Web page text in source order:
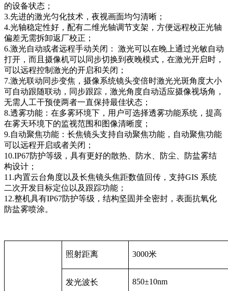
的设备状态；
3.先进的激光匀化技术，夜视画面均匀清晰；
4.光轴稳定性好，配有二维光轴调节支架，方便远程校正光轴
偏差无需拆卸返厂校正；
6.激光自动或者远程手动关闭： 激光可以在晚上通过光敏自动
打开，而且摄像机可以同步切换到夜晚模式，在激光开启时，
可以远程控制激光的开启和关闭；
7.激光联动同步变焦，摄像系统镜头变倍时激光光斑角度大小
可自动跟随联动，同步跟踪，激光角度自动适应摄像视场角，
无需人工干预使两者一直保持最佳状态；
8.透雾功能：在多雾环境下，用户可选择透雾功能系统，提高
在雾天环境下的监视范围和图像清晰度；
9.自动聚焦功能：长焦镜头支持自动聚焦功能，自动聚焦功能
可以远程开启或者关闭；
10.IP67防护等级，具有更好的散热、防水、防尘、防盐雾结
构设计；
11.内置云台角度以及长焦镜头焦距数值回传，支持GIS 系统
二次开发目标定位以及跟踪功能；
12.整机具有IP67防护等级，结构坚固并全密封，表面抗氧化
防盐雾喷涂。
照射距离 3000米
发光波长 850±10nm